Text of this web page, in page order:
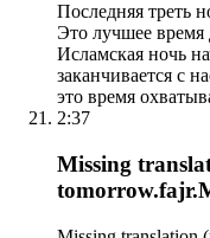
Последняя треть
Это лучшее время
Исламская ночь
заканчивается с
это время
2:37
Missing